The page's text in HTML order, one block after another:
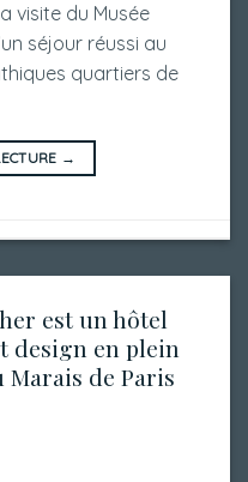
visite du Musée
séjour réussi au
quartiers de
→
est un hôtel
design en plein
de Paris